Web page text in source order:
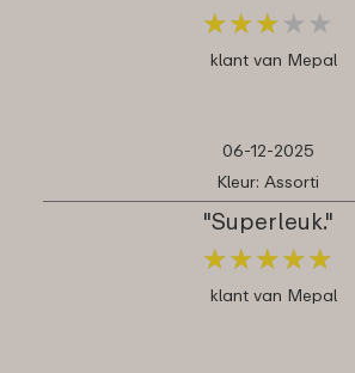
★★★ ★ ★
★★★ ★ ★
klant van Mepal
06-12-2025
Kleur: Assorti
"Superleuk."
★★★★★
★★★★★
klant van Mepal